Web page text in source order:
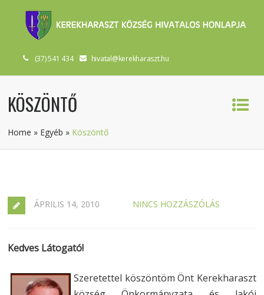
(37) 541 434 hivatal@kerekharaszt.hu
KÖSZÖNTŐ
Home » Egyéb » Köszöntő
ÁPRILIS 14, 2010 NINCS HOZZÁSZÓLÁS
Kedves Látogató!
Szeretettel köszöntöm Önt Kerekharaszt